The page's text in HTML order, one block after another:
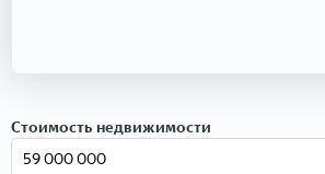
Стоимость недвижимости